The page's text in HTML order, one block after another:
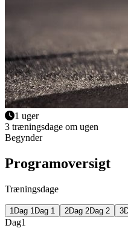
1 uger
3 træningsdage om ugen
Begynder
Programoversigt
Træningsdage
1 Dag 1 Dag 1 2Dag 2Dag 2 3
Dag1